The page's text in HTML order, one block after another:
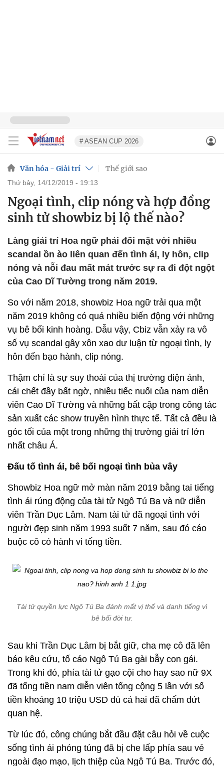
# ASEAN CUP 2026
Văn hóa - Giải trí Thế giới sao
thứ bảy, 14/12/2019 - 19:13
Ngoại tình, clip nóng và hợp đồng
sinh tử showbiz bị lộ thế nào?
Làng giải trí Hoa ngữ phải đối mặt với nhiều
scandal ồn ào liên quan đến tình ái, ly hôn, clip
nóng và nỗi đau mất mát trước sự ra đi đột ngột
của Cao Dĩ Tường trong năm 2019.
So với năm 2018, showbiz Hoa ngữ trải qua một
năm 2019 không có quá nhiều biến động với những
vụ bê bối kinh hoàng. Dẫu vậy, Cbiz vẫn xảy ra vô
số vụ scandal gây xôn xao dư luận từ ngoại tình, ly
hôn đến bạo hành, clip nóng.
Thậm chí là sự suy thoái của thị trường điện ảnh,
cái chết đầy bất ngờ, nhiều tiếc nuối của nam diễn
viên Cao Dĩ Tường và những bất cập trong công tác
sản xuất các show truyền hình thực tế. Tất cả đều là
góc tối của một trong những thị trường giải trí lớn
nhất châu Á.
Đấu tố tình ái, bê bối ngoại tình bủa vây
Showbiz Hoa ngữ mở màn năm 2019 bằng tai tiếng
tình ái rúng động của tài tử Ngô Tú Ba và nữ diễn
viên Trần Dục Lâm. Nam tài tử đã ngoại tình với
người đẹp sinh năm 1993 suốt 7 năm, sau đó cáo
buộc cô có hành vi tống tiền.
Tài tử quyền lực Ngô Tú Ba đánh mất vị thế và danh tiếng vì
bê bối đời tư.
Sau khi Trần Dục Lâm bị bắt giữ, cha mẹ cô đã lên
báo kêu cứu, tố cáo Ngô Tú Ba gài bẫy con gái.
Trong khi đó, phía tài tử gạo cội cho hay sao nữ 9X
đã tống tiền nam diễn viên tổng cộng 5 lần với số
tiền khoảng 10 triệu USD dù cả hai đã chấm dứt
quan hệ.
Từ lúc đó, công chúng bắt đầu đặt câu hỏi về cuộc
sống tình ái phóng túng đã bị che lấp phía sau vẻ
ngoài đạo mạo, lịch thiệp của Ngô Tú Ba. Trước đó,